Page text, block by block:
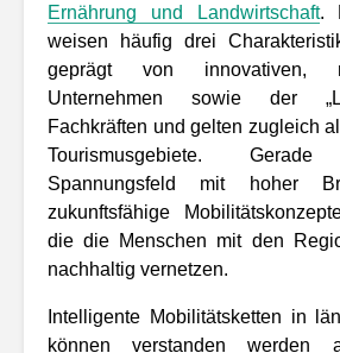
Ernährung und Landwirtschaft.
weisen häufig drei
geprägt von innovativen,
Unternehmen sowie der
Fachkräften und gelten zugleich
Tourismusgebiete.
Spannungsfeld mit hoher
zukunftsfähige
die die Menschen mit den
nachhaltig vernetzen.
Intelligente Mobilitätsketten in
können verstanden werden